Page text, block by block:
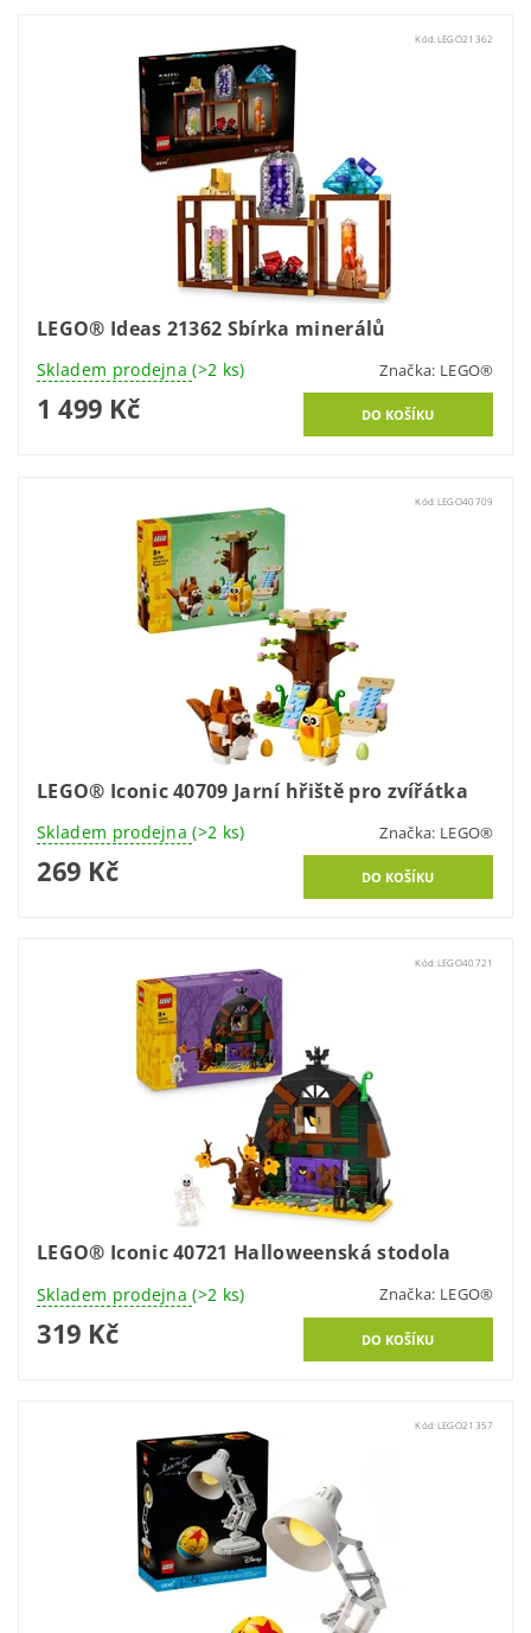
Kód: LEGO21362
LEGO® Ideas 21362 Sbírka minerálů
Skladem prodejna(>2 ks) Značka: LEGO®
1 499 Kč
Kód: LEGO40709
LEGO® Iconic 40709 Jarní hřiště pro zvířátka
Skladem prodejna(>2 ks) Značka: LEGO®
269 Kč
Kód:LEGO40721
LEGO® Iconic 40721 Halloweenská stodola
Skladem prodejna(>2 ks) Značka: LEGO®
319 Kč
Kód: LEGO21357